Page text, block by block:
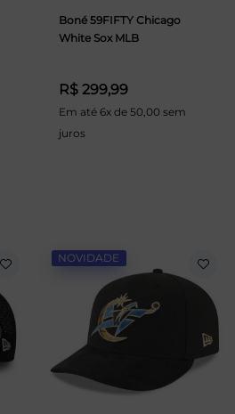
Boné 59FIFTY Chicago
White Sox MLB
R$ 299,99
Em até 6x de 50,00 sem
juros
NOVIDADE